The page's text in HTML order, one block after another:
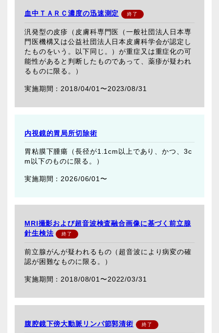
血中ＴＡＲＣ濃度の迅速測定
汎発型の皮疹（皮膚科専門医（一般社団法人日本専
門医機構又は公益社団法人日本皮膚科学会が認定し
たものをいう。以下同じ。）が重症又は重症化の可
能性があると判断したものであって、薬疹が疑われ
るものに限る。）
2018/04/01〜2023/08/31
内視鏡的胃局所切除術
胃粘膜下腫瘍（長径が1.1cm以上であり、かつ、3c
m以下のものに限る。）
2026/06/01〜
MRI撮影および超音波検査融合画像に基づく前立腺
針生検法
前立腺がんが疑われるもの（超音波により病変の確
認が困難なものに限る。）
2018/08/01〜2022/03/31
腹腔鏡下傍大動脈リンパ節郭清術